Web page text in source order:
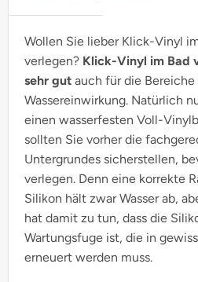
Wollen Sie lieber Klick-Vinyl
verlegen? Klick-Vinyl im Bad
sehr gut auch für die
Wassereinwirkung. Natürlich
einen wasserfesten Voll-
sollten Sie vorher die
Untergrundes sicherstellen,
verlegen. Denn eine korrekte
Silikon hält zwar Wasser ab,
hat damit zu tun, dass die
Wartungsfuge ist, die in
erneuert werden muss.